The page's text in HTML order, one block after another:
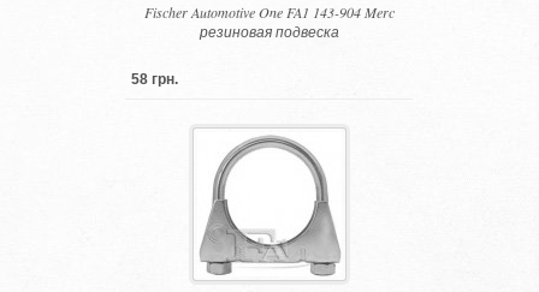
Fischer Automotive One FA1 143-904 Merc
резиновая подвеска
58 грн.